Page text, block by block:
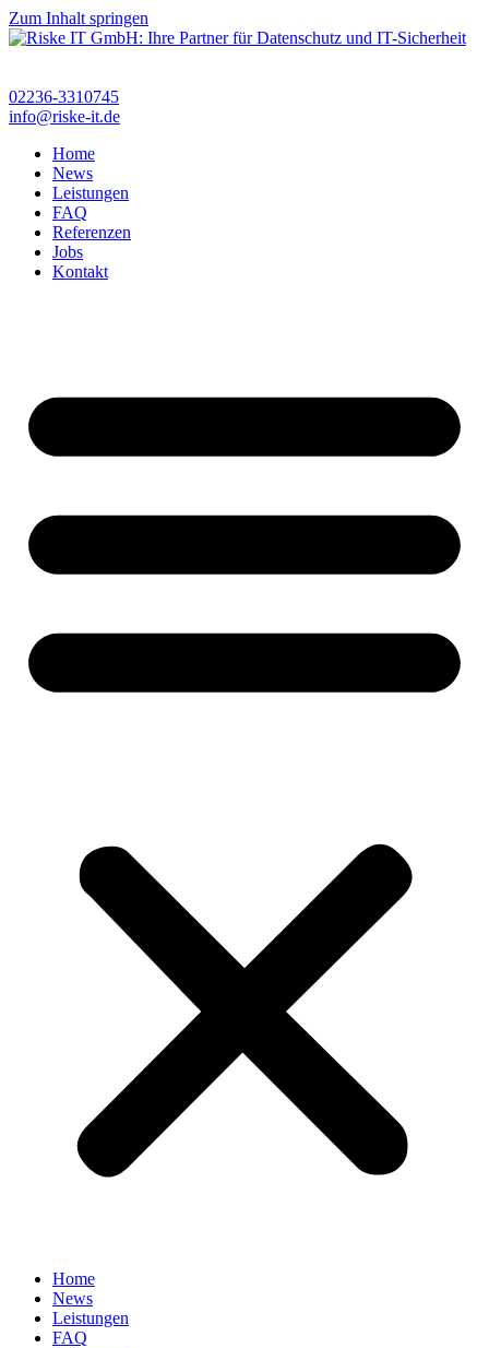
Zum Inhalt springen
02236-3310745
info@riske-it.de
Home
News
Leistungen
FAQ
Referenzen
Jobs
Kontakt
Home
News
Leistungen
FAQ